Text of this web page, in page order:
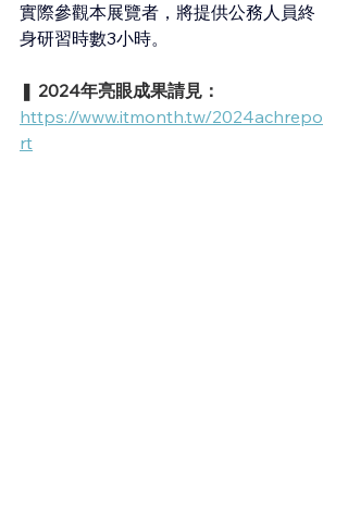
實際參觀本展覽者，將提供公務人員終
身研習時數3小時。
❚ 2024年亮眼成果請見：
https://www.itmonth.tw/2024achrepo
rt